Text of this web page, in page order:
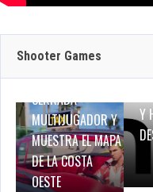
Shooter Games
WORLD TOUR
ANUNCIA SU
PRUEBA DE RED
CERRADA
MULTIJUGADOR Y
MUESTRA EL MAPA
DE LA COSTA
OESTE
Y